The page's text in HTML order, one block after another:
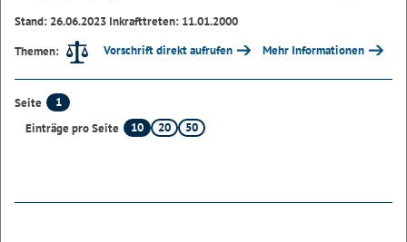
Stand: 26.06.2023 Inkrafttreten: 11.01.2000
Themen:
Vorschrift direkt aufrufen Mehr Informationen
Seite
1
Einträge pro Seite
10 20 50